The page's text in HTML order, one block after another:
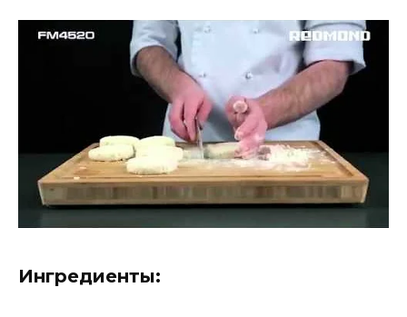
Ингредиенты: